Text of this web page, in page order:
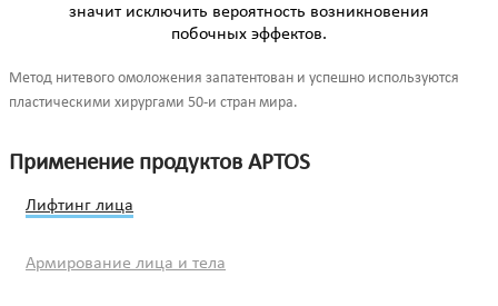
значит исключить вероятность возникновения
побочных эффектов.
Метод нитевого омоложения запатентован и успешно используются
пластическими хирургами 50-и стран мира.
Применение продуктов APTOS
Лифтинг лица
Армирование лица и тела